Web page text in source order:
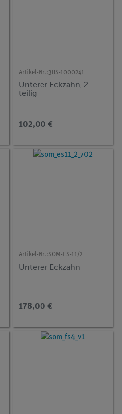
Artikel-Nr.:3BS-1000241
Unterer Eckzahn, 2-
teilig
102,00 €
Artikel-Nr.:SOM-ES-11/2
Unterer Eckzahn
178,00 €